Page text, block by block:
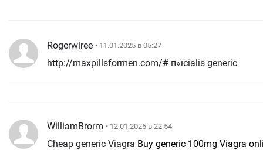
Rogerwiree • 11.01.2025 в 05:27
http://maxpillsformen.com/# п»їcialis generic
WilliamBrorm • 12.01.2025 в 22:54
Cheap generic Viagra Buy generic 100mg Viagra